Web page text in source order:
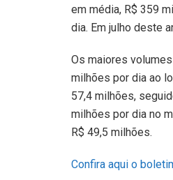
em média, R$ 359
dia. Em julho deste
Os maiores
milhões por dia ao
57,4 milhões,
milhões por dia no
R$ 49,5 milhões.
Confira aqui o